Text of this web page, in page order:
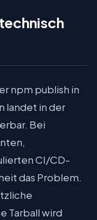
npm publish in
landet in der
Bei
CI/CD-
das Problem.
Tarball wird